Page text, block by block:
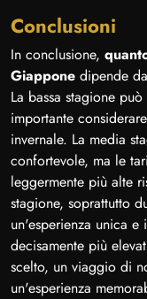
Conclusioni
In conclusione,
Giappone dipende
La bassa stagione
importante
invernale. La media
confortevole, ma le
leggermente più alte
stagione, soprattutto
un'esperienza unica
decisamente più
scelto, un viaggio di
un'esperienza